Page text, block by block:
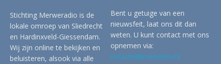
Stichting Merweradio is de
lokale omroep van Sliedrecht
en Hardinxveld-Giessendam.
Wij zijn online te bekijken en
beluisteren, alsook via alle
Bent u getuige van een
nieuwsfeit, laat ons dit dan
weten. U kunt contact met ons
opnemen via:
redactie@merwertv.nl